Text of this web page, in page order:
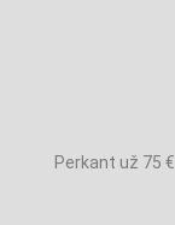
Perkant už 75